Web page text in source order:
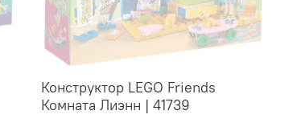
Конструктор LEGO Friends
Комната Лиэнн | 41739